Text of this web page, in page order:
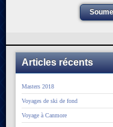
Articles récents
Masters 2018
Voyages de ski de fond
Voyage à Canmore